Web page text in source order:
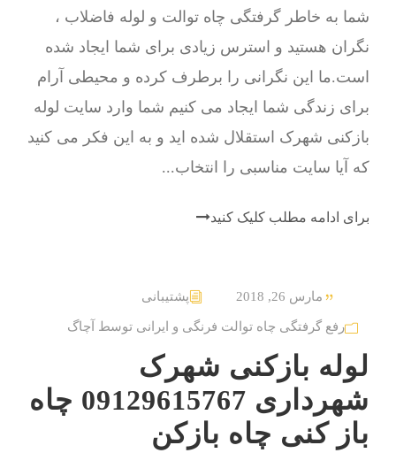
شما به خاطر گرفتگی چاه توالت و لوله فاضلاب ،
نگران هستید و استرس زیادی برای شما ایجاد شده
است.ما این نگرانی را برطرف کرده و محیطی آرام
برای زندگی شما ایجاد می کنیم شما وارد سایت لوله
بازکنی شهرک استقلال شده اید و به این فکر می کنید
که آیا سایت مناسبی را انتخاب...
برای ادامه مطلب کلیک کنید
مارس 26, 2018 پشتیبانی
رفع گرفتگی چاه توالت فرنگی و ایرانی توسط آچاگ
لوله بازکنی شهرک
شهرداری 09129615767 چاه
باز کنی چاه بازکن